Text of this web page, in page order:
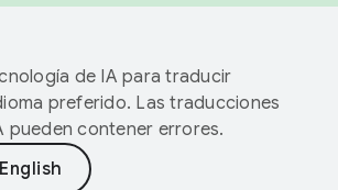
de IA para traducir
preferido. Las traducciones
pueden contener errores.